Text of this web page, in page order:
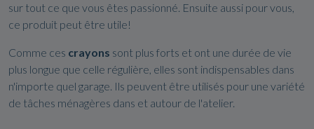
sur tout ce que vous êtes passionné. Ensuite aussi pour vous,
ce produit peut être utile!
Comme ces crayons sont plus forts et ont une durée de vie
plus longue que celle régulière, elles sont indispensables dans
n'importe quel garage. Ils peuvent être utilisés pour une variété
de tâches ménagères dans et autour de l'atelier.